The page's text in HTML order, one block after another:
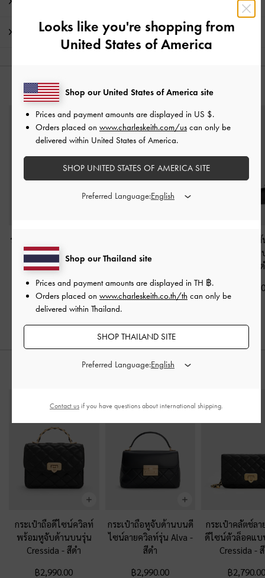
การจัดส่ง และการคืนสินค้า
คุณอาจจะชอบสินค้านี้
รองเท้าแมรี่เจนดีเทลสาย
คาดแบบบิดเกลียวประ
ดับเมทัลลิค -สีดำ
฿2,390.00
เจนประดับดีเทลโบว์
กุหลาบรุ่น Kelis
฿2,390.00
฿1,912.00
รองเท้าแมรี่เจน
ซาตินประดับ
฿2,390.00
กระเป๋าถือดีไซน์ควิลท์
พร้อมหูจับด้านบนรุ่น
Cressida-สีดำ
฿2,990.00
กระเป๋าถือหูจับด้านบนดี
ไซน์ลายควิลท์รุ่น Alva -
สีดำ
฿2,990.00
กระเป๋าคลัตช์ล
ดีไซน์ตัวล็อคแบ
Cressida -
฿2,790.00
Looks like you're shopping from
United States of America
Shop our Thailand site
Prices and payment amounts are displayed in TH ฿.
Orders placed on www.charleskeith.co.th/th can only be
delivered within Thailand.
SHOP THAILAND SITE
Preferred Language:
Shop our United States of America site
Prices and payment amounts are displayed in US $.
Orders placed on www.charleskeith.com/us can only be
delivered within United States of America.
SHOP UNITED STATES OF AMERICA SITE
Preferred Language:
Contact us if you have questions about international shipping.